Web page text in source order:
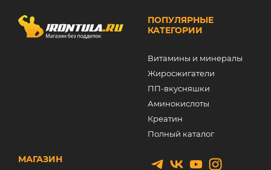
ПОПУЛЯРНЫЕ
КАТЕГОРИИ
Витамины и минералы
Жиросжигатели
ПП-вкусняшки
Аминокислоты
Креатин
Полный каталог
МАГАЗИН